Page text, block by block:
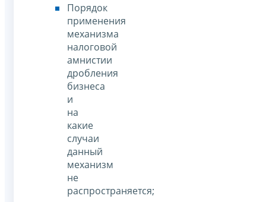
Порядок
применения
механизма
налоговой
амнистии
дробления
бизнеса
и
на
какие
случаи
данный
механизм
не
распространяется;